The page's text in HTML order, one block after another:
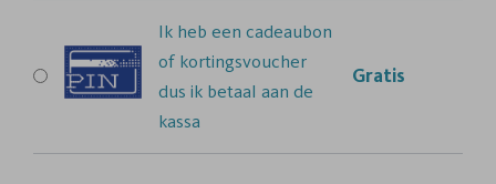
Ik heb een cadeaubon
of kortingsvoucher
dus ik betaal aan de
kassa
Gratis